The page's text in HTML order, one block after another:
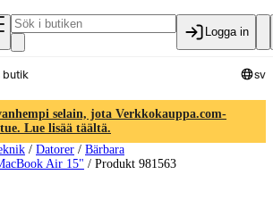
Logga in
butik sv
selain, jota Verkkokauppa.com-
Lue lisää täältä.
/ Datorer / Bärbara
Air 15" / Produkt 981563